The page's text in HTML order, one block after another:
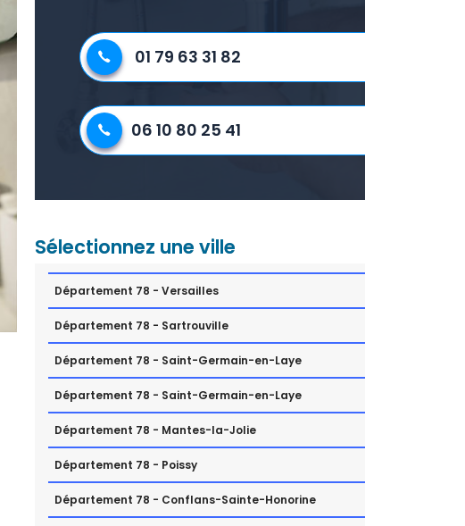
01 79 63 31 82
06 10 80 25 41
Sélectionnez une ville
Département 78 - Versailles
Département 78 - Sartrouville
Département 78 - Saint-Germain-en-Laye
Département 78 - Saint-Germain-en-Laye
Département 78 - Mantes-la-Jolie
Département 78 - Poissy
Département 78 - Conflans-Sainte-Honorine